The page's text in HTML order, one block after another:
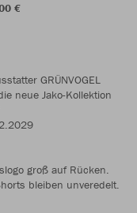
€
GRÜNVOGEL
neue Jako-Kollektion
groß auf Rücken.
bleiben unveredelt.